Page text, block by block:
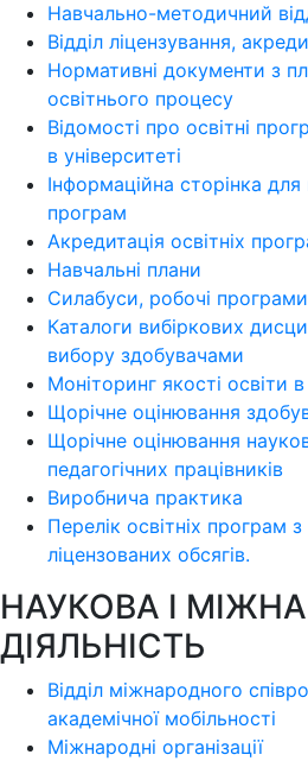
Навчально-методичний
Відділ ліцензування,
Нормативні документи з
освітнього процесу
Відомості про освітні
в університеті
Інформаційна сторінка для
програм
Акредитація освітніх
Навчальні плани
Силабуси, робочі програми
Каталоги вибіркових
вибору здобувачами
Моніторинг якості освіти в
Щорічне оцінювання
Щорічне оцінювання
педагогічних працівників
Виробнича практика
Перелік освітніх програм
ліцензoваних oбсягів.
НАУКОВА І
ДІЯЛЬНІСТЬ
Відділ міжнародного
академічної мобільності
Міжнародні організації